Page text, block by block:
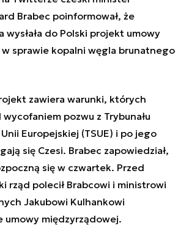
Brabec poinformował, że
wysłała do Polski projekt umowy
sprawie kopalni węgla brunatnego
zawiera warunki, których
pozwu z Trybunału
Europejskiej (TSUE) i po jego
się Czesi. Brabec zapowiedział,
się w czwartek. Przed
rząd polecił Brabcowi i ministrowi
Jakubowi Kulhankowi
umowy międzyrządowej.